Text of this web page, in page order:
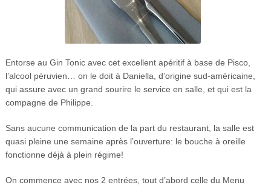
Entorse au Gin Tonic avec cet excellent apéritif à base de Pisco,
l’alcool péruvien… on le doit à Daniella, d’origine sud-américaine,
qui assure avec un grand sourire le service en salle, et qui est la
compagne de Philippe.
Sans aucune communication de la part du restaurant, la salle est
quasi pleine une semaine après l’ouverture: le bouche à oreille
fonctionne déjà à plein régime!
On commence avec nos 2 entrées, tout d’abord celle du Menu